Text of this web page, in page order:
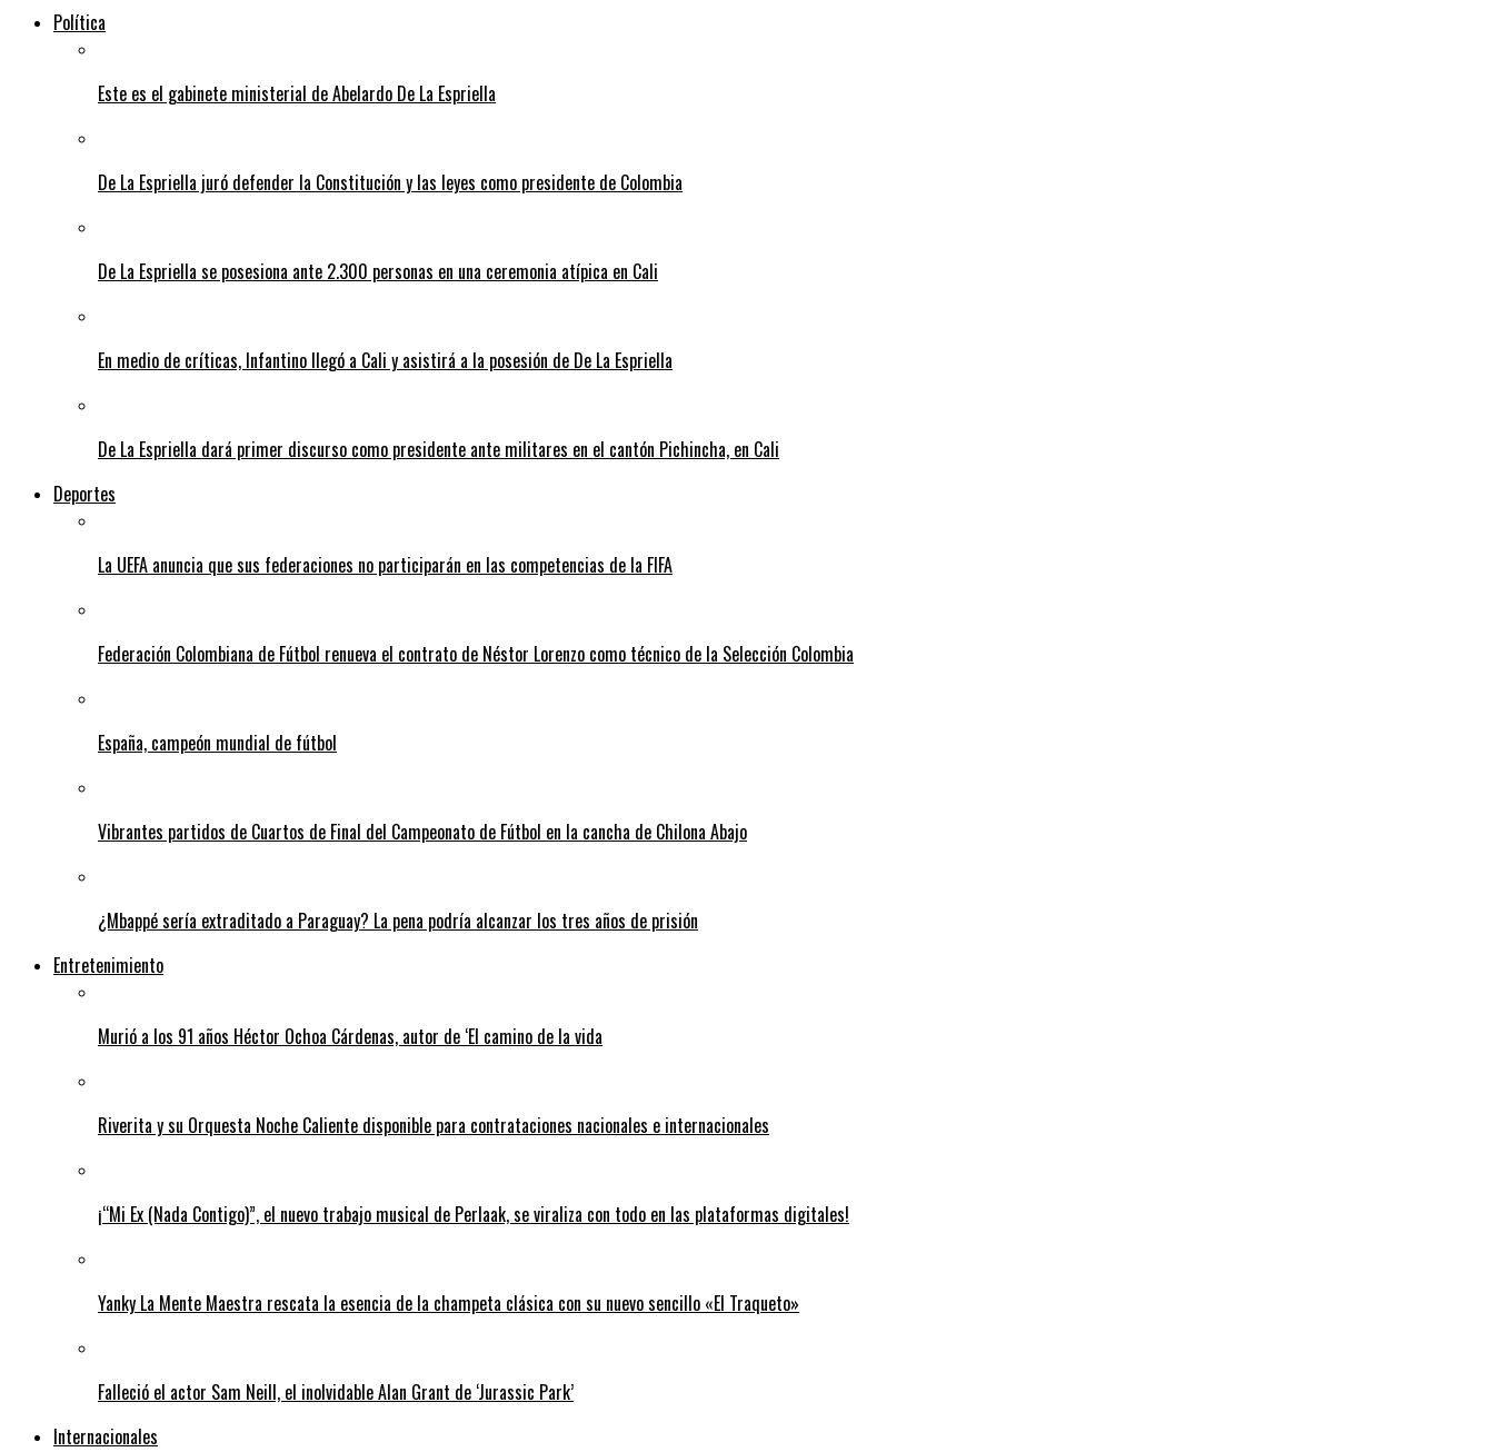
Política
Este es el gabinete ministerial de Abelardo De La Espriella
De La Espriella juró defender la Constitución y las leyes como presidente de Colombia
De La Espriella se posesiona ante 2.300 personas en una ceremonia atípica en Cali
En medio de críticas, Infantino llegó a Cali y asistirá a la posesión de De La Espriella
De La Espriella dará primer discurso como presidente ante militares en el cantón Pichincha, en Cali
Deportes
La UEFA anuncia que sus federaciones no participarán en las competencias de la FIFA
Federación Colombiana de Fútbol renueva el contrato de Néstor Lorenzo como técnico de la Selección Colombia
España, campeón mundial de fútbol
Vibrantes partidos de Cuartos de Final del Campeonato de Fútbol en la cancha de Chilona Abajo
¿Mbappé sería extraditado a Paraguay? La pena podría alcanzar los tres años de prisión
Entretenimiento
Murió a los 91 años Héctor Ochoa Cárdenas, autor de ‘El camino de la vida
Riverita y su Orquesta Noche Caliente disponible para contrataciones nacionales e internacionales
¡“Mi Ex (Nada Contigo)”, el nuevo trabajo musical de Perlaak, se viraliza con todo en las plataformas digitales!
Yanky La Mente Maestra rescata la esencia de la champeta clásica con su nuevo sencillo «El Traqueto»
Falleció el actor Sam Neill, el inolvidable Alan Grant de ‘Jurassic Park’
Internacionales